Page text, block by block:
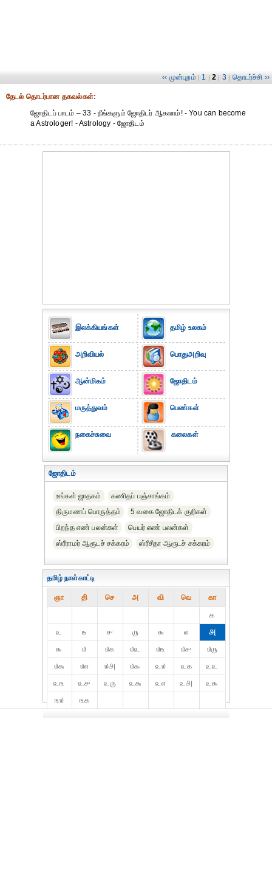
‹‹ முன்புறம் | 1 | 2 | 3 | தொடர்ச்சி ››
தேட‌ல் தொட‌ர்பான தகவ‌ல்க‌ள்:
ஜோதிடப் பாடம் – 33 - நீங்களும் ஜோதிடர் ஆகலாம்! - You can become
a Astrologer! - Astrology - ஜோதிடம்
இலக்கியங்கள்
அறிவியல்
ஆன்மிகம்
மருத்துவம்
நகைச்சுவை
தமிழ் உலகம்
பொதுஅறிவு
ஜோதிடம்
பெண்கள்
கலைகள்
ஜோதிடம்
உங்கள் ஜாதகம்
கணிதப் பஞ்சாங்கம்
திருமணப் பொருத்தம்
5 வகை ஜோதிடக் குறிகள்
பிறந்த எண் பலன்கள்
பெயர் எண் பலன்கள்
ஸ்ரீராமர் ஆரூடச் சக்கரம்
ஸ்ரீசீதா ஆரூடச் சக்கரம்
தமிழ் நாள்காட்டி
ஞா தி் செ அ வி வெ கா
௧
௨
௩ ௪ ௫ ௬ ௭
௮
௯
௰ ௰௧ ௰௨ ௰௩ ௰௪
௰௫
௰௬
௰௭ ௰௮ ௰௯ ௨௰ ௨௧
௨௨
௨௩
௨௪ ௨௫ ௨௬ ௨௭ ௨௮
௨௯
௩௰
௩௧